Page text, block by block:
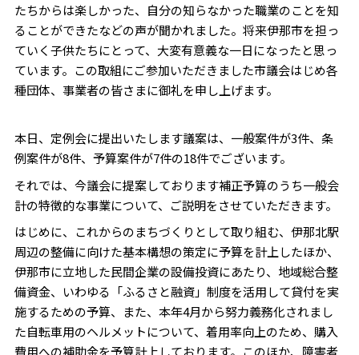
たちからは楽しかった、自分の知らなかった職業のことを知
ることができたなどの声が聞かれました。将来伊那市を担っ
ていく子供たちにとって、大変有意義な一日になったと思っ
ています。この取組にご参加いただきました市議会はじめ各
種団体、事業者の皆さまに御礼を申し上げます。
本日、定例会に提出いたします議案は、一般案件が3件、条
例案件が8件、予算案件が7件の18件でございます。
それでは、今議会に提案しております補正予算のうち一般会
計の特徴的な事業について、ご説明をさせていただきます。
はじめに、これからのまちづくりとして取り組む、伊那北駅
周辺の整備に向けた基本構想の策定に予算を計上したほか、
伊那市に立地した民間企業の設備投資にあたり、地域総合整
備資金、いわゆる「ふるさと融資」制度を活用して貸付を実
施するための予算、また、本年4月から努力義務化されまし
た自転車用のヘルメットについて、着用率向上のため、購入
費用への補助金を予算計上しております。このほか、障害者